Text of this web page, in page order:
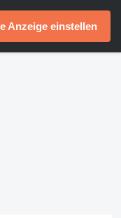
Anzeige einstellen